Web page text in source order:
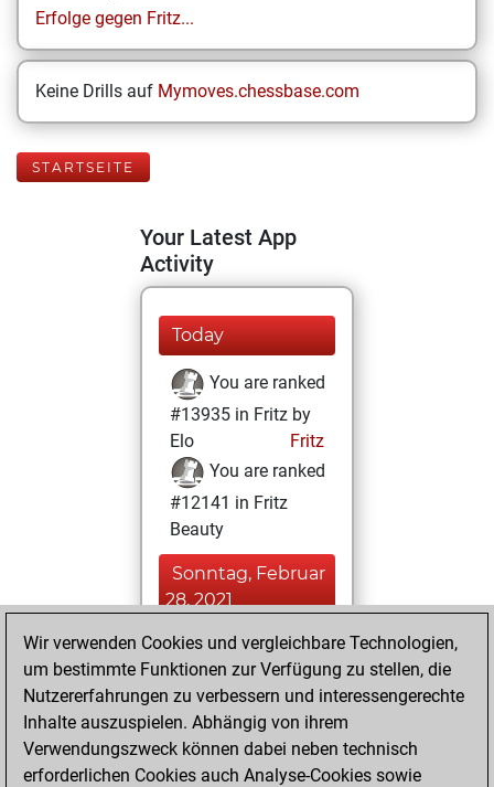
Erfolge gegen Fritz...
Keine Drills auf Mymoves.chessbase.com
STARTSEITE
Your Latest App
Activity
Today
You are ranked
#13935 in Fritz by
Elo
Fritz
You are ranked
#12141 in Fritz
Beauty
Sonntag, Februar
28, 2021
You achieved a
BeautyScore of 15
Fritz
achieved a new Elo
of 1589
Wir verwenden Cookies und vergleichbare Technologien,
um bestimmte Funktionen zur Verfügung zu stellen, die
Nutzererfahrungen zu verbessern und interessengerechte
Inhalte auszuspielen. Abhängig von ihrem
Verwendungszweck können dabei neben technisch
erforderlichen Cookies auch Analyse-Cookies sowie